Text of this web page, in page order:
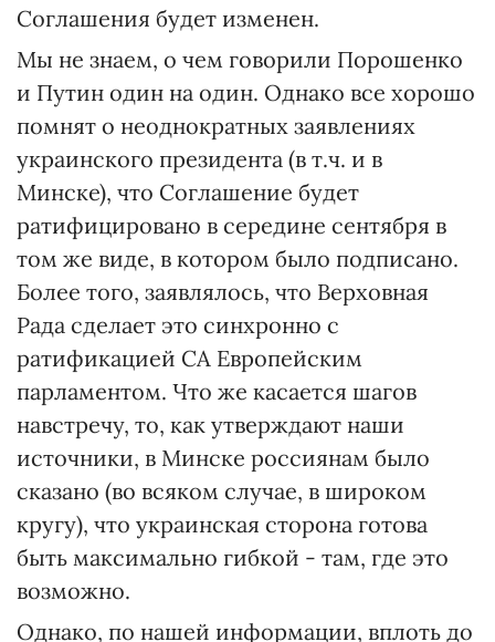
Соглашения будет изменен.
Мы не знаем, о чем говорили Порошенко
и Путин один на один. Однако все хорошо
помнят о неоднократных заявлениях
украинского президента (в т.ч. и в
Минске), что Соглашение будет
ратифицировано в середине сентября в
том же виде, в котором было подписано.
Более того, заявлялось, что Верховная
Рада сделает это синхронно с
ратификацией СА Европейским
парламентом. Что же касается шагов
навстречу, то, как утверждают наши
источники, в Минске россиянам было
сказано (во всяком случае, в широком
кругу), что украинская сторона готова
быть максимально гибкой - там, где это
возможно.
Однако, по нашей информации, вплоть до